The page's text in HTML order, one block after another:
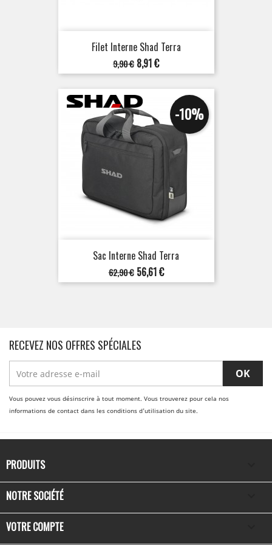
Filet Interne Shad Terra
Prix
de
base
9,90 € Prix
8,91 €
Sac Interne Shad Terra
Prix
de
62,90 €
-10%
Prix
56,61 €
RECEVEZ NOS OFFRES SPÉCIALES
Vous pouvez vous désinscrire à tout moment. Vous trouverez pour cela nos
informations de contact dans les conditions d'utilisation du site.
PRODUITS
NOTRE SOCIÉTÉ
VOTRE COMPTE